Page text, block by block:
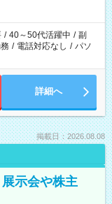
/ 40～50代活躍中 / 副
/ 電話対応なし / パソ
詳細へ
掲載日：2026.08.08
示会や株主